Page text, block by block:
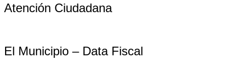
Atención Ciudadana
El Municipio – Data Fiscal